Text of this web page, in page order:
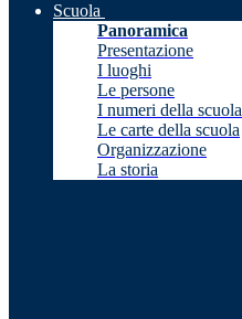
Scuola
Panoramica
Presentazione
I luoghi
Le persone
I numeri della scuola
Le carte della scuola
Organizzazione
La storia